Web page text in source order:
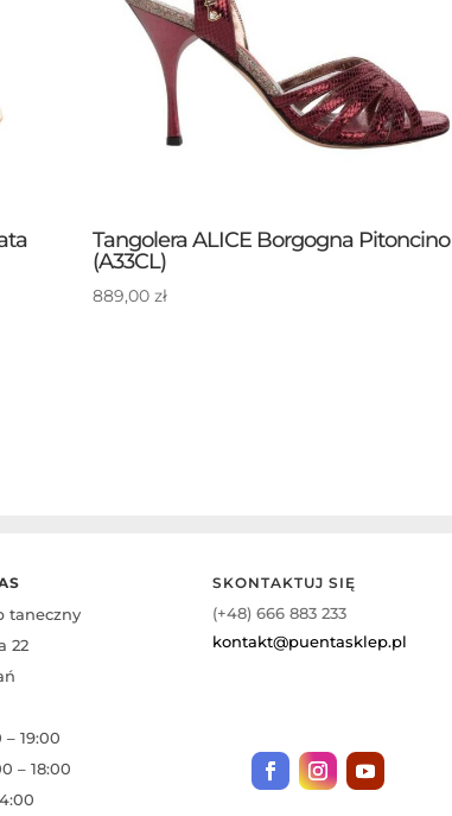
Tangolera ALICE Borgogna Pitoncino
(A33CL)
889,00zł
taneczny
22
– 19:00
– 18:00
SKONTAKTUJ SIĘ
(+48) 666 883 233
kontakt@puentasklep.pl